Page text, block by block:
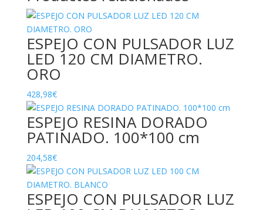
118*85
cm
cantidad
ESPEJO CON PULSADOR LUZ
LED 120 CM DIAMETRO.
ORO
428,98€
ESPEJO RESINA DORADO
PATINADO. 100*100 cm
204,58€
ESPEJO CON PULSADOR LUZ